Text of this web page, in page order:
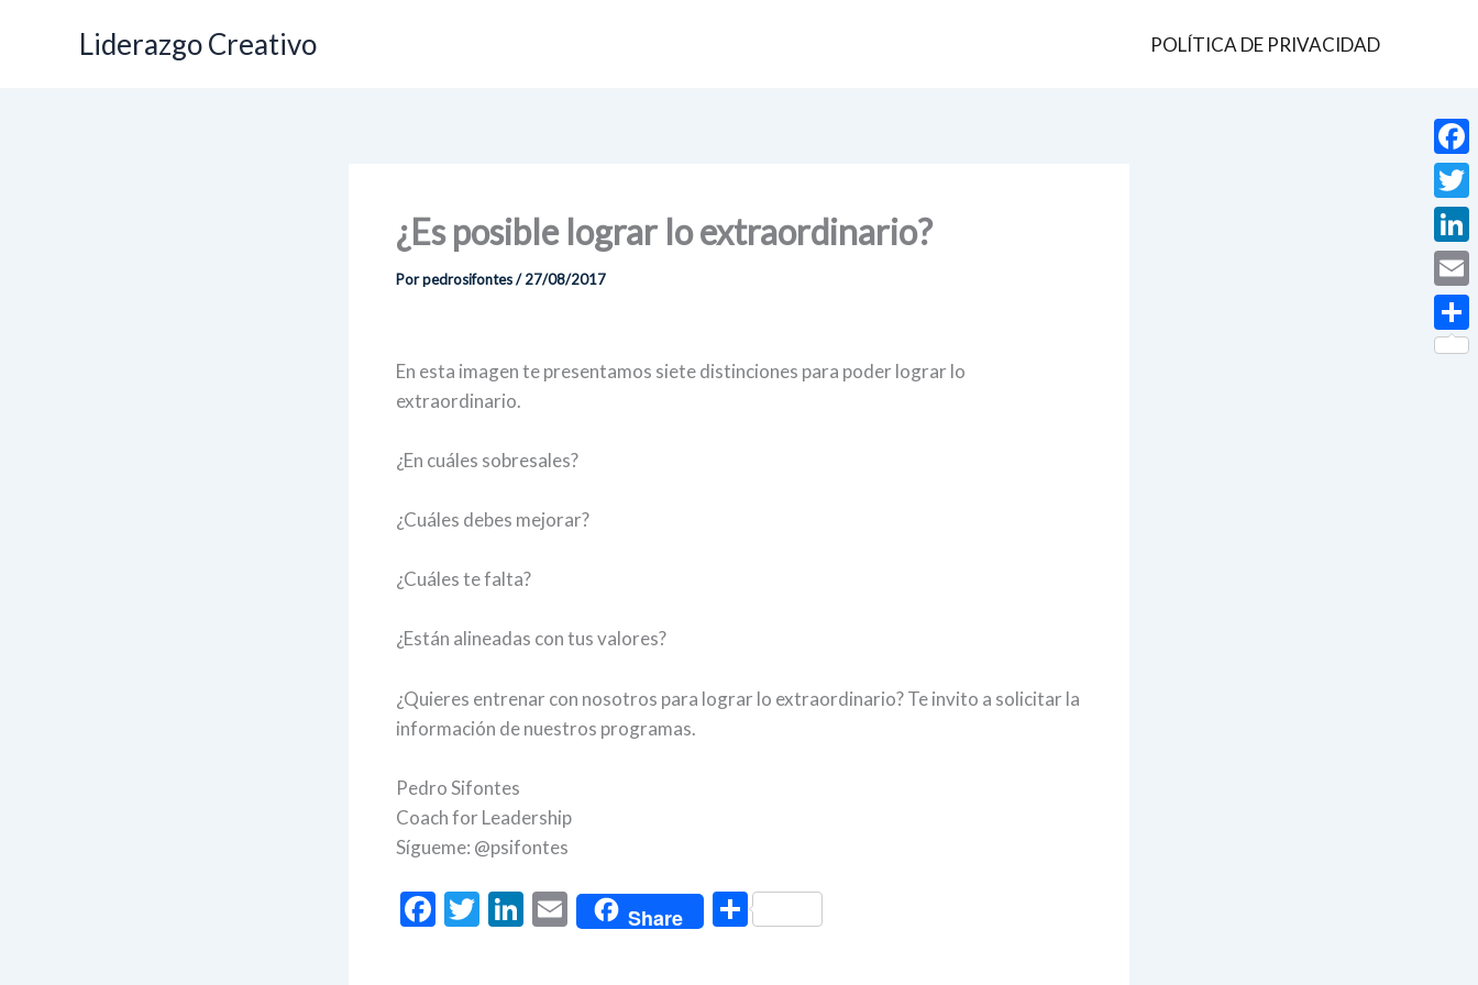
Liderazgo Creativo POLÍTICA DE PRIVACIDAD
¿Es posible lograr lo extraordinario?
Porpedrosifontes/27/08/2017
En esta imagen te presentamos siete distinciones para poder lograr lo
extraordinario.
¿En cuáles sobresales?
¿Cuáles debes mejorar?
¿Cuáles te falta?
¿Están alineadas con tus valores?
¿Quieres entrenar con nosotros para lograr lo extraordinario? Te invito a solicitar la
información de nuestros programas.
Pedro Sifontes
Coach for Leadership
Sígueme: @psifontes
F T Li E
m
Share
C
Email